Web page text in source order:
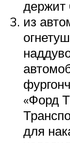
держит
из
«Форд
для